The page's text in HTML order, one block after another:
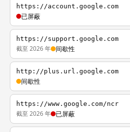
https://account.google.com
已屏蔽
https://support.google.com
截至 2026 年 间歇性
http://plus.url.google.com
间歇性
https://www.google.com/ncr
截至 2026 年 已屏蔽